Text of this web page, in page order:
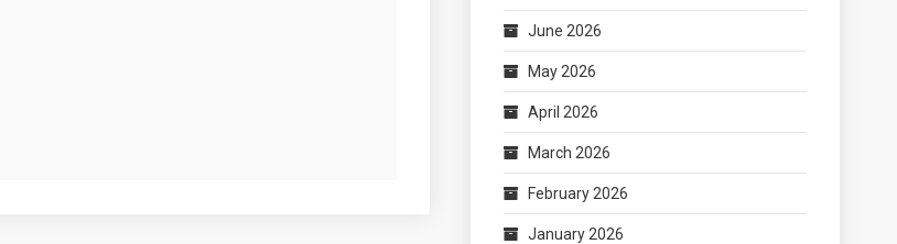
June 2026
May 2026
April 2026
March 2026
February 2026
January 2026